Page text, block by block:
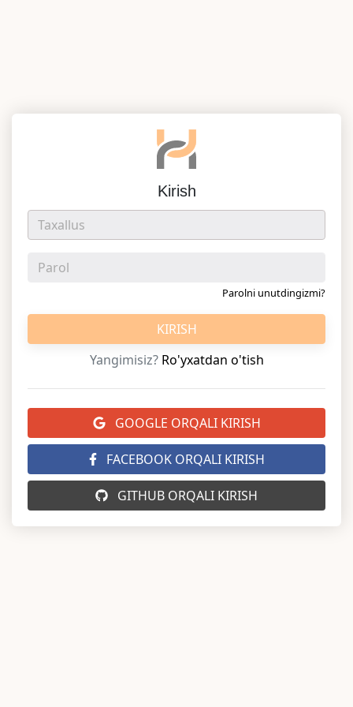
Kirish
Parolni unutdingizmi?
KIRISH
Yangimisiz? Ro'yxatdan o'tish
GOOGLE ORQALI KIRISH
FACEBOOK ORQALI KIRISH
GITHUB ORQALI KIRISH